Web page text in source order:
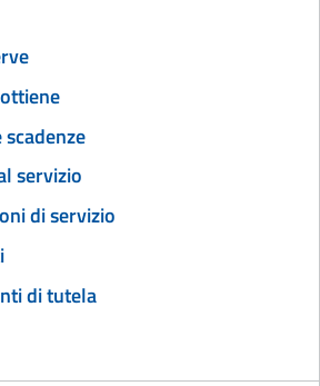
scadenze
servizio
di servizio
di tutela